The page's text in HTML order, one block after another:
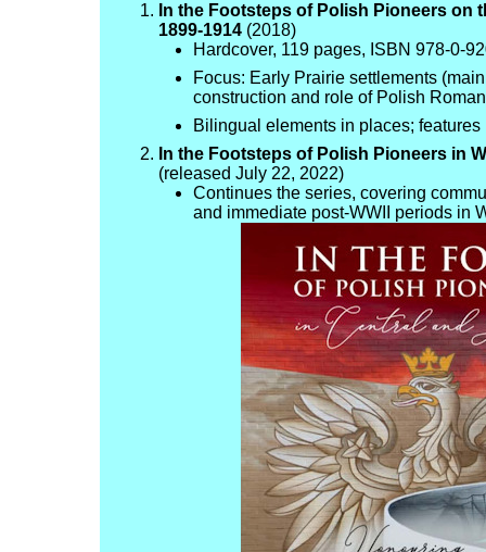
In the Footsteps of Polish Pioneers
1899-1914 (2018)
Hardcover, 119 pages, ISBN 978-0-
Focus: Early Prairie settlements
construction and role of Polish
Bilingual elements in places;
In the Footsteps of Polish Pioneers in
(released July 22, 2022)
Continues the series, covering
and immediate post-WWII periods in